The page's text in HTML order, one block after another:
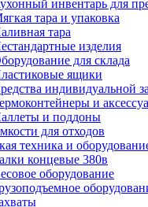
инвентарь для
тара и упаковка
тара
изделия
для склада
ящики
индивидуальной
и
и поддоны
для отходов
техника и
концевые 380в
оборудование